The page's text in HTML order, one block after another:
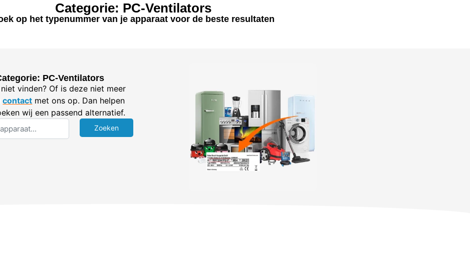
Categorie: PC-Ventilators
op het typenummer van je apparaat voor de beste resultaten
PC-Ventilators
vinden? Of is deze niet meer
contact met ons op. Dan helpen
wij een passend alternatief.